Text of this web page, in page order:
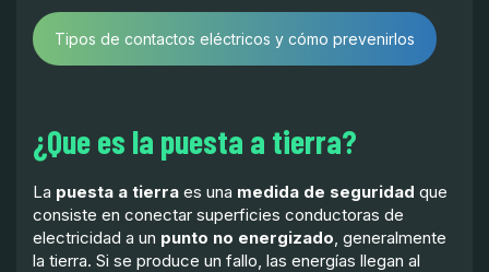
Tipos de contactos eléctricos y cómo prevenirlos
¿Que es la puesta a tierra?
La puesta a tierra es una medida de seguridad que
consiste en conectar superficies conductoras de
electricidad a un punto no energizado, generalmente
la tierra. Si se produce un fallo, las energías llegan al